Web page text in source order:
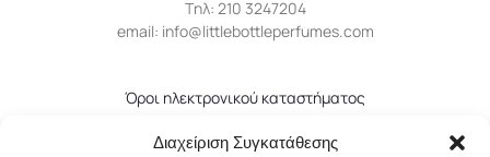
Διαχείριση Συγκατάθεσης
Tηλ: 210 3247204
email: info@littlebottleperfumes.com
Όροι ηλεκτρονικού καταστήματος
Πολιτική επιστροφών